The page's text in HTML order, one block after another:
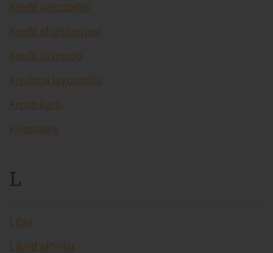
Kredit qarzdorligi
Kredit shartnomasi
Kredit ta’minoti
Kreditga layoqatlilik
Kross-kurs
Kvitansiya
L
Libor
Likvid aktivlar